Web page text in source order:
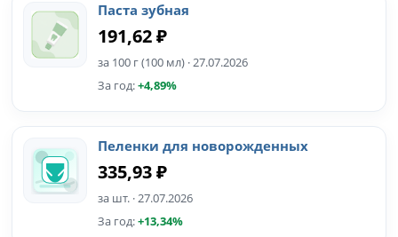
Паста зубная
191,62 ₽
за 100 г (100 мл) · 27.07.2026
За год:+4,89%
Пеленки для новорожденных
335,93 ₽
за шт. · 27.07.2026
За год:+13,34%